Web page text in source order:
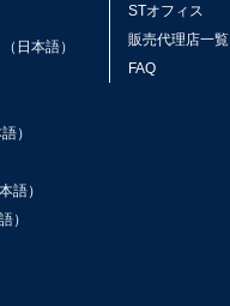
日本語）
）
語）
）
STオフィス
販売代理店一覧
FAQ